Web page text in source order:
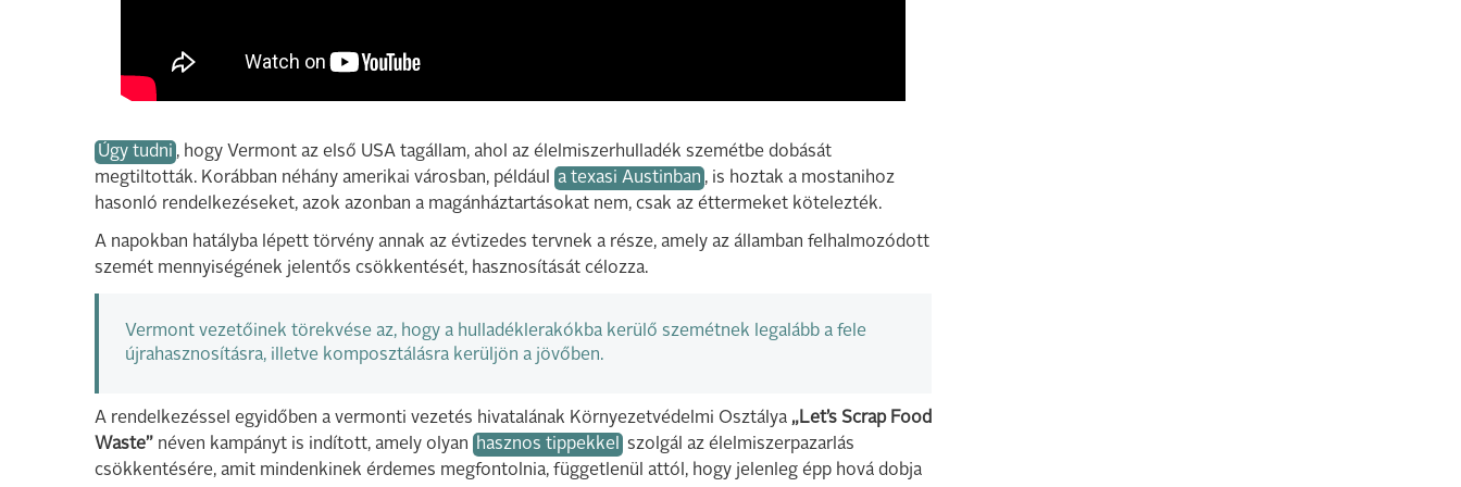
Úgy tudni , hogy Vermont az első USA tagállam, ahol az élelmiszerhulladék szemétbe dobását
megtiltották. Korábban néhány amerikai városban, például
a texasi Austinban , is hoztak a mostanihoz
hasonló rendelkezéseket, azok azonban a magánháztartásokat nem, csak az éttermeket kötelezték.
A napokban hatályba lépett törvény annak az évtizedes tervnek a része, amely az államban felhalmozódott
szemét mennyiségének jelentős csökkentését, hasznosítását célozza.
Vermont vezetőinek törekvése az, hogy a hulladéklerakókba kerülő szemétnek legalább a fele
újrahasznosításra, illetve komposztálásra kerüljön a jövőben.
A rendelkezéssel egyidőben a vermonti vezetés hivatalának Környezetvédelmi Osztálya „Let’s Scrap Food
Waste” néven kampányt is indított, amely olyan hasznos tippekkel
szolgál az élelmiszerpazarlás
csökkentésére, amit mindenkinek érdemes megfontolnia, függetlenül attól, hogy jelenleg épp hová dobja